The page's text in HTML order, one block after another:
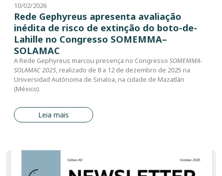
10/02/2026
Rede Gephyreus apresenta avaliação
inédita de risco de extinção do boto-de-
Lahille no Congresso SOMEMMA–
SOLAMAC
A Rede Gephyreus marcou presença no Congresso SOMEMMA-
SOLAMAC 2025 , realizado de 8 a 12 de dezembro de 2025 na
Universidad Autónoma de Sinaloa, na cidade de Mazatlán
(México).
Leia mais